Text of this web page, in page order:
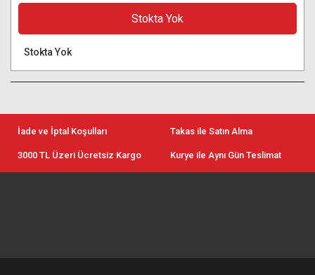
Stokta Yok
Stokta Yok
İade ve İptal Koşulları Takas ile Satın Alma
3000 TL Üzeri Ücretsiz Kargo Kurye ile Aynı Gün Teslimat